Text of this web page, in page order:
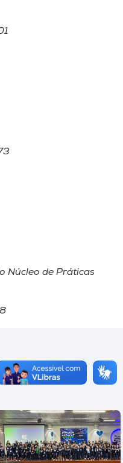
Núcleo de Práticas